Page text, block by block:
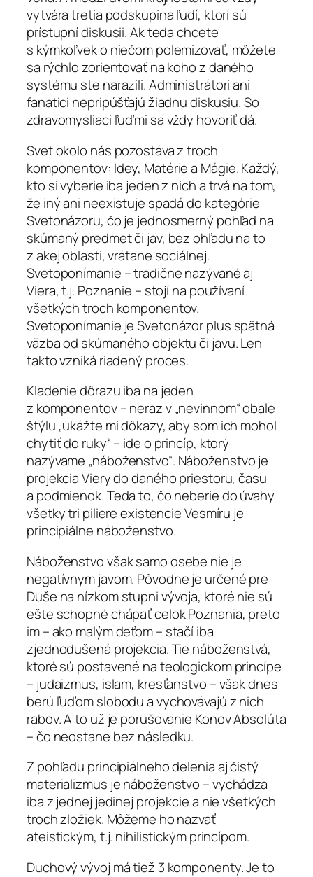
vytvára tretia podskupina ľudí, ktorí sú
prístupní diskusii. Ak teda chcete
s kýmkoľvek o niečom polemizovať, môžete
sa rýchlo zorientovať na koho z daného
systému ste narazili. Administrátori ani
fanatici nepripúšťajú žiadnu diskusiu. So
zdravomysliaci ľuďmi sa vždy hovoriť dá.
Svet okolo nás pozostáva z troch
komponentov: Idey, Matérie a Mágie. Každý,
kto si vyberie iba jeden z nich a trvá na tom,
že iný ani neexistuje spadá do kategórie
Svetonázoru, čo je jednosmerný pohľad na
skúmaný predmet či jav, bez ohľadu na to
z akej oblasti, vrátane sociálnej.
Svetoponímanie – tradične nazývané aj
Viera, t.j. Poznanie – stojí na používaní
všetkých troch komponentov.
Svetoponímanie je Svetonázor plus spätná
väzba od skúmaného objektu či javu. Len
takto vzniká riadený proces.
Kladenie dôrazu iba na jeden
z komponentov – neraz v „nevinnom“ obale
štýlu „ukážte mi dôkazy, aby som ich mohol
chytiť do ruky“ – ide o princíp, ktorý
nazývame „náboženstvo“. Náboženstvo je
projekcia Viery do daného priestoru, času
a podmienok. Teda to, čo neberie do úvahy
všetky tri piliere existencie Vesmíru je
principiálne náboženstvo.
Náboženstvo však samo osebe nie je
negatívnym javom. Pôvodne je určené pre
Duše na nízkom stupni vývoja, ktoré nie sú
ešte schopné chápať celok Poznania, preto
im – ako malým deťom – stačí iba
zjednodušená projekcia. Tie náboženstvá,
ktoré sú postavené na teologickom princípe
– judaizmus, islam, kresťanstvo – však dnes
berú ľuďom slobodu a vychovávajú z nich
rabov. A to už je porušovanie Konov Absolúta
– čo neostane bez následku.
Z pohľadu principiálneho delenia aj čistý
materializmus je náboženstvo – vychádza
iba z jednej jedinej projekcie a nie všetkých
troch zložiek. Môžeme ho nazvať
ateistickým, t.j. nihilistickým princípom.
Duchový vývoj má tiež 3 komponenty. Je to